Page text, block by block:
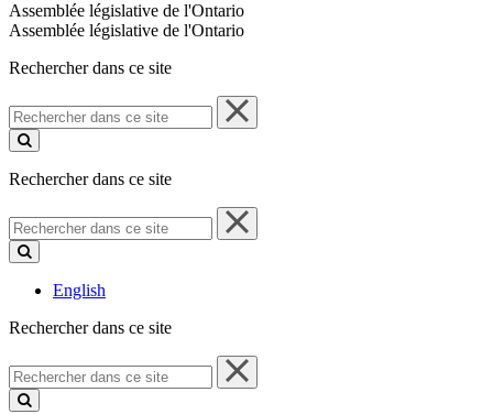
Assemblée législative de l'Ontario
Assemblée législative de l'Ontario
Rechercher dans ce site
Rechercher
dans
ce
Rechercher dans ce site
Rechercher
dans
ce
English
Rechercher dans ce site
Rechercher
dans
ce